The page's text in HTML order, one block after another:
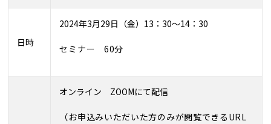
日時
2024年3月29日（金） 13 ：30～14 ：30
セミナー 60分
オンライン ZOOMにて配信
（お申込みいただいた方のみが閲覧できるURL